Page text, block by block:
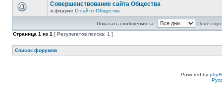
Совершенствование сайта Общества
в форуме О сайте Общества
Показать сообщения за:
Поле
Страница 1 из 1 [ Результатов поиска: 1 ]
Список форумов
Powered by